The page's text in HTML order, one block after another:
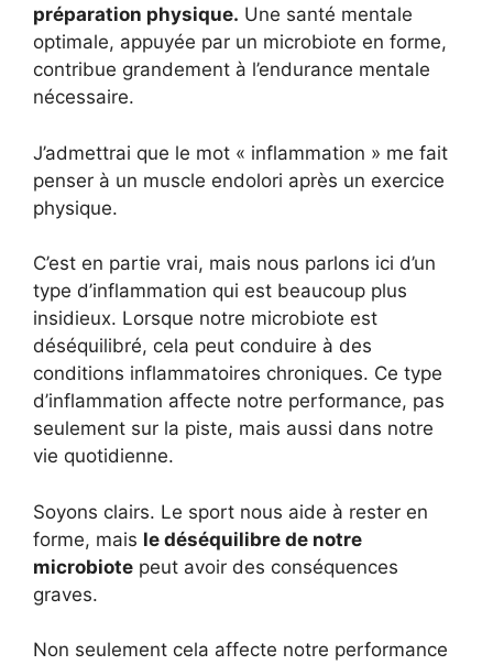
préparation physique. Une santé mentale
optimale, appuyée par un microbiote en forme,
contribue grandement à l’endurance mentale
nécessaire.
J’admettrai que le mot « inflammation » me fait
penser à un muscle endolori après un exercice
physique.
C’est en partie vrai, mais nous parlons ici d’un
type d’inflammation qui est beaucoup plus
insidieux. Lorsque notre microbiote est
déséquilibré, cela peut conduire à des
conditions inflammatoires chroniques. Ce type
d’inflammation affecte notre performance, pas
seulement sur la piste, mais aussi dans notre
vie quotidienne.
Soyons clairs. Le sport nous aide à rester en
forme, mais le déséquilibre de notre
microbiote peut avoir des conséquences
graves.
Non seulement cela affecte notre performance